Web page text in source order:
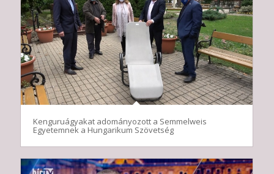
Kenguruágyakat adományozott a Semmelweis
Egyetemnek a Hungarikum Szövetség